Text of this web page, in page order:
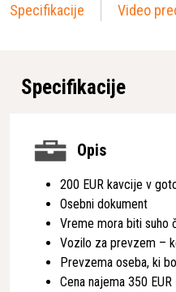
Specifikacije Video
Specifikacije
Opis
200 EUR kavcije v
Osebni dokument
Vreme mora biti suho
Vozilo za prevzem –
Prevzema oseba, ki
Cena najema 350